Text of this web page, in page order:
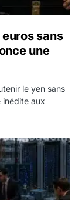
sans
une
le yen sans
inédite aux
de